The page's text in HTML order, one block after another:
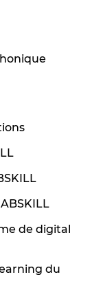
de digital
du